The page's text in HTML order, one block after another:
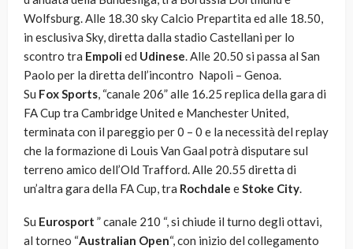
Wolfsburg. Alle 18.30 sky Calcio Prepartita ed alle 18.50,
in esclusiva Sky, diretta dalla stadio Castellani per lo
scontro tra Empolied Udinese. Alle 20.50 si passa al San
Paolo per la diretta dell’incontro Napoli – Genoa.
Su Fox Sports, “canale 206” alle 16.25 replica della gara di
FA Cup tra Cambridge United e Manchester United,
terminata con il pareggio per 0 – 0 e la necessità del replay
che la formazione di Louis Van Gaal potrà disputare sul
terreno amico dell’Old Trafford. Alle 20.55 diretta di
un’altra gara della FA Cup, tra Rochdale eStoke City.
Su Eurosport ” canale 210 “, si chiude il turno degli ottavi,
al torneo “Australian Open“, con inizio del collegamento